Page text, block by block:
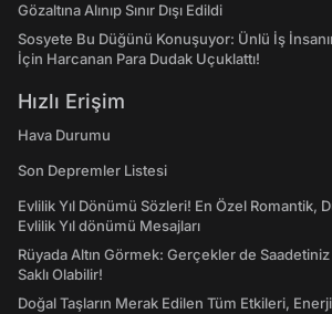
Gözaltına Alınıp Sınır Dışı Edildi
Sosyete Bu Düğünü Konuşuyor: Ünlü İş
İçin Harcanan Para Dudak Uçuklattı!
Hızlı Erişim
Hava Durumu
Son Depremler Listesi
Evlilik Yıl Dönümü Sözleri! En Özel Romantik,
Evlilik Yıl dönümü Mesajları
Rüyada Altın Görmek: Gerçekler de
Saklı Olabilir!
Doğal Taşların Merak Edilen Tüm Etkileri,